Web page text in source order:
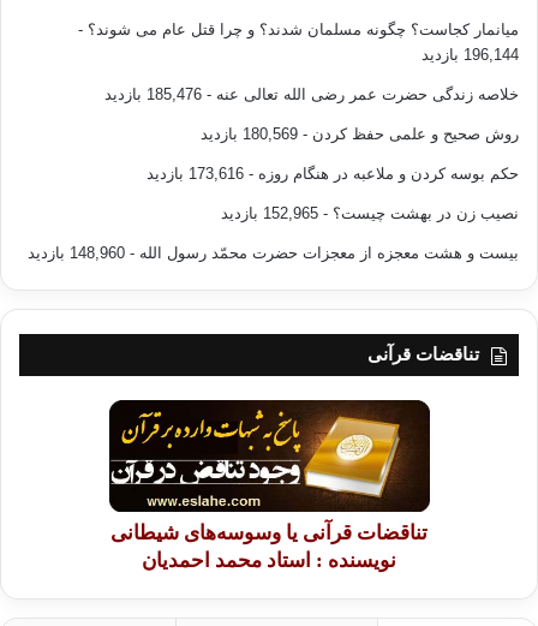
میانمار کجاست؟ چگونه مسلمان شدند؟ و چرا قتل عام می شوند؟ -
196,144 بازدید
خلاصه زندگی حضرت عمر رضی الله تعالی عنه - 185,476 بازدید
روش صحیح و علمی حفظ کردن - 180,569 بازدید
حکم بوسه کردن و ملاعبه در هنگام روزه - 173,616 بازدید
نصیب زن در بهشت چیست؟ - 152,965 بازدید
بیست و هشت معجزه از معجزات حضرت محمّد رسول الله - 148,960 بازدید
تناقضات قرآنی
تناقضات قرآنی یا وسوسه‌های شیطانی
نویسنده : استاد محمد احمدیان